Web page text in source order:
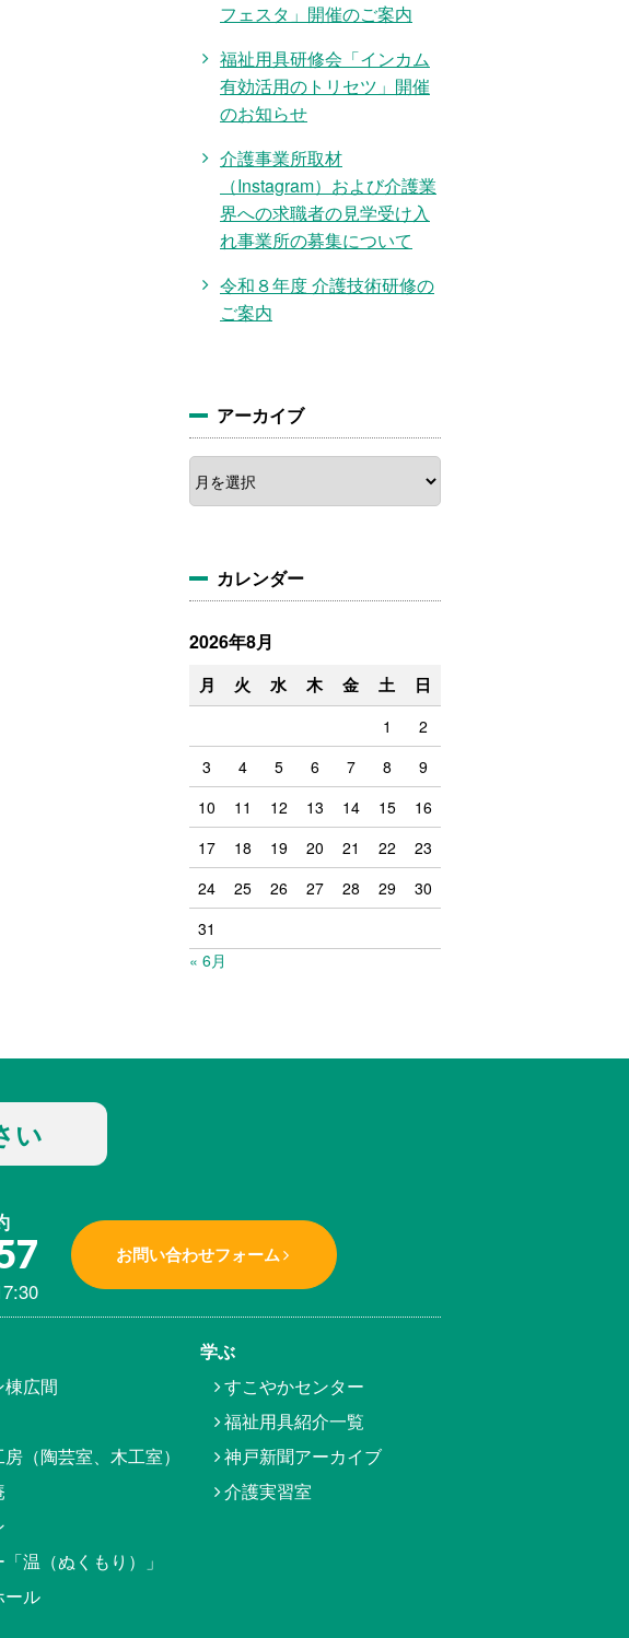
フェスタ」開催のご案内
福祉用具研修会「インカム
有効活用のトリセツ」開催
のお知らせ
介護事業所取材
（Instagram）および介護業
界への求職者の見学受け入
れ事業所の募集について
令和８年度 介護技術研修の
ご案内
アーカイブ
ア
ー
カ
カレンダー
2026年8月
月 火 水 木 金 土 日
1
2
3
4 5 6 7 8
9
10
11 12 13 14 15
16
17
18 19 20 21 22
23
24
25 26 27 28 29
30
31
« 6月
い
お問い合わせフォーム
棟広間
（陶芸室、木工室）
温（ぬくもり）」
ール
学ぶ
すこやかセンター
福祉用具紹介一覧
神戸新聞アーカイブ
介護実習室